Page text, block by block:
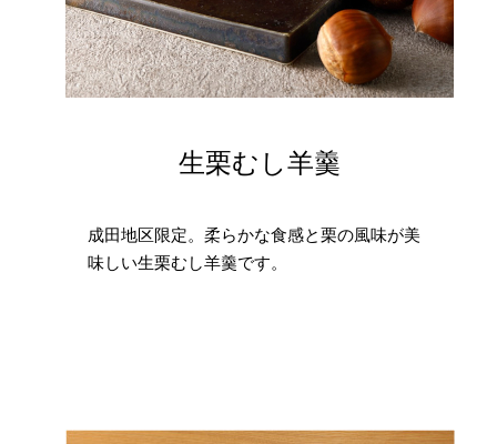
生栗むし羊羹
成田地区限定。柔らかな食感と栗の風味が美
味しい生栗むし羊羹です。